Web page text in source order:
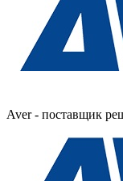
Aver - поставщик